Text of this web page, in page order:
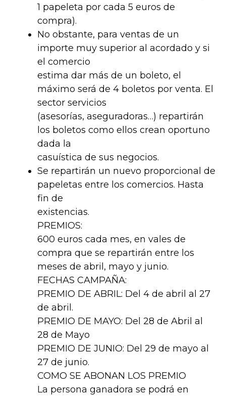
1 papeleta por cada 5 euros de
compra).
No obstante, para ventas de un
importe muy superior al acordado y si
el comercio
estima dar más de un boleto, el
máximo será de 4 boletos por venta. El
sector servicios
(asesorías, aseguradoras…) repartirán
los boletos como ellos crean oportuno
dada la
casuística de sus negocios.
Se repartirán un nuevo proporcional de
papeletas entre los comercios. Hasta
fin de
existencias.
PREMIOS:
600 euros cada mes, en vales de
compra que se repartirán entre los
meses de abril, mayo y junio.
FECHAS CAMPAÑA:
PREMIO DE ABRIL: Del 4 de abril al 27
de abril.
PREMIO DE MAYO: Del 28 de Abril al
28 de Mayo
PREMIO DE JUNIO: Del 29 de mayo al
27 de junio.
COMO SE ABONAN LOS PREMIO
La persona ganadora se podrá en